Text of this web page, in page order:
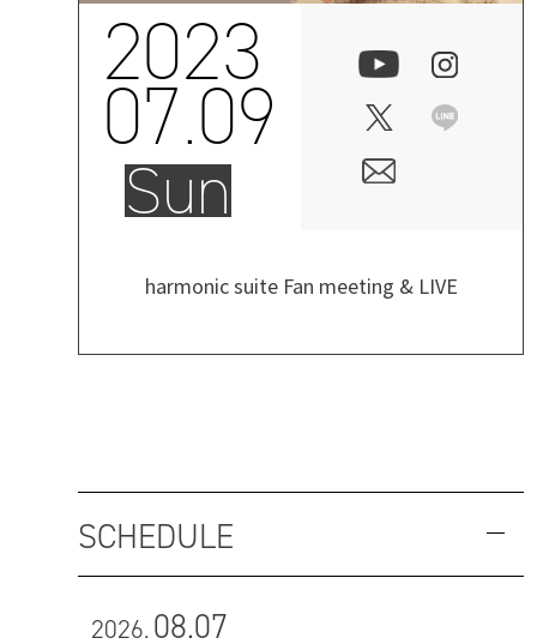
2023
07.09
Sun
harmonic suite Fan meeting & LIVE
SCHEDULE
2026.08.07